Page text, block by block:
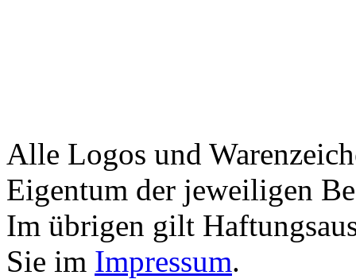
Alle Logos und
Eigentum der jeweiligen
Im übrigen gilt
Sie im Impressum.